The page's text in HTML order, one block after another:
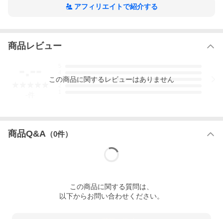
ミルクに負けることなくコーヒーの風味もはっきりと感じられま
［焙煎度合］
アフィリエイトで紹介する
商品レビュー
3
この商品に関するレビューはありません
商品Q&A （0件）
この商品に関する質問は、
以下からお問い合わせください。